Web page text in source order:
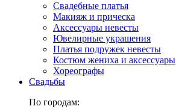
Свадебные платья
Макияж и прическа
Аксессуары невесты
Ювелирные украшения
Платья подружек невесты
Костюм жениха и аксессуары
Хореографы
Свадьбы
По городам: